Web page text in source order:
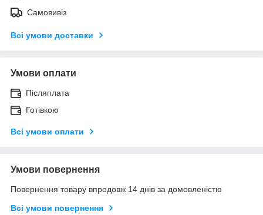
Самовивіз
Всі умови доставки
Умови оплати
Післяплата
Готівкою
Всі умови оплати
Умови повернення
Повернення товару впродовж 14 днів за домовленістю
Всі умови повернення